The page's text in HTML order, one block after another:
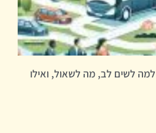
לשים לב, מה לשאול, ואילו